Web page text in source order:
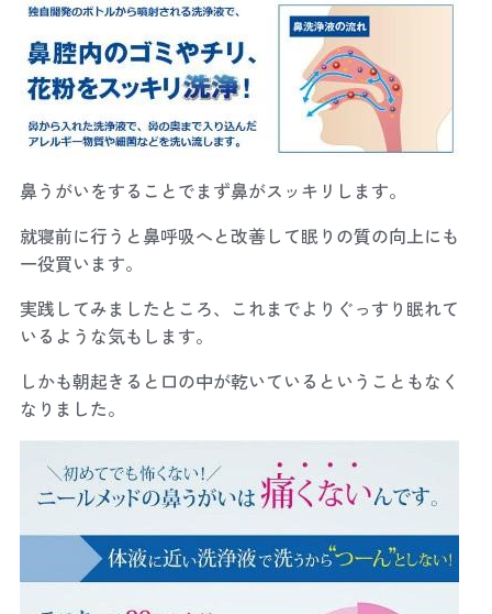
鼻うがいをすることでまず鼻がスッキリします。
就寝前に行うと鼻呼吸へと改善して眠りの質の向上にも
一役買います。
実践してみましたところ、これまでよりぐっすり眠れて
いるような気もします。
しかも朝起きると口の中が乾いているということもなく
なりました。